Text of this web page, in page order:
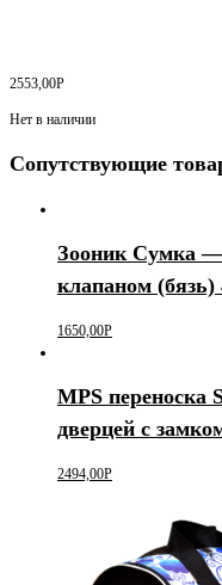
2553,00Р
Нет в наличии
Сопутствующие
Зооник Сумка —
клапаном
1650,00Р
MPS переноска
дверцей с
2494,00Р